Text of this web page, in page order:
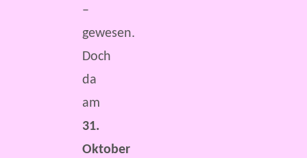
–
gewesen.
Doch
da
am
31.
Oktober